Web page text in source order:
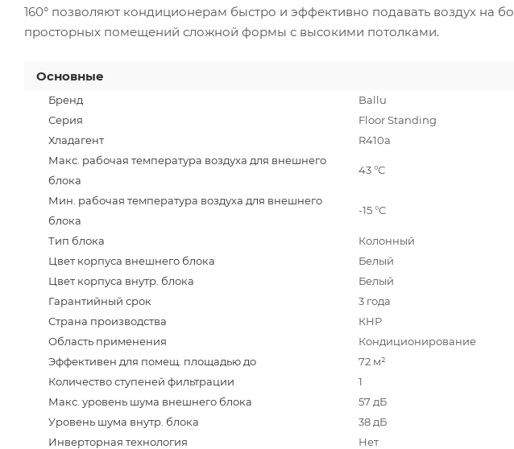
160° позволяют кондиционерам быстро и эффективно подавать воздух на
просторных помещений сложной формы с высокими потолками.
Основные
Бренд
Ballu
Серия
Floor Standing
Хладагент
R410a
Макс. рабочая температура воздуха для внешнего
блока
43 °С
Мин. рабочая температура воздуха для внешнего
блока
-15 °С
Тип блока
Колонный
Цвет корпуса внешнего блока
Белый
Цвет корпуса внутр. блока
Белый
Гарантийный срок
3 года
Страна производства
КНР
Область применения
Кондиционирование
Эффективен для помещ. площадью до
72 м²
Количество ступеней фильтрации
1
Макс. уровень шума внешнего блока
57 дБ
Уровень шума внутр. блока
38 дБ
Инверторная технология
Нет